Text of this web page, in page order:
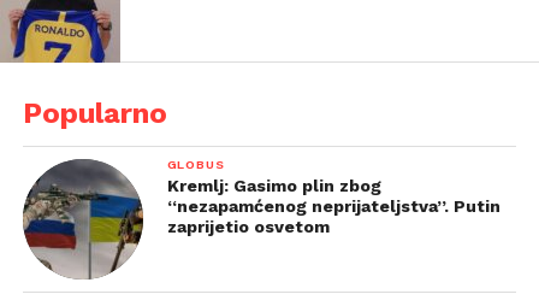
Popularno
GLOBUS
Kremlj: Gasimo plin zbog
“nezapamćenog neprijateljstva”. Putin
zaprijetio osvetom